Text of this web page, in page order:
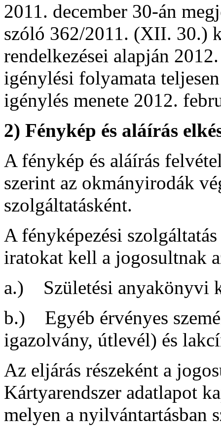
2011. december 30-án
szóló 362/2011. (XII. 30.)
rendelkezései alapján
igénylési folyamata
igénylés menete 2012.
2) Fénykép és aláírás
A fénykép és aláírás
szerint az okmányirodák
szolgáltatásként.
A fényképezési
iratokat kell a jogosultnak
a.) Születési anyakönyvi
b.) Egyéb érvényes
igazolvány, útlevél) és
Az eljárás részeként a
Kártyarendszer adatlapot
melyen a nyilvántartásban